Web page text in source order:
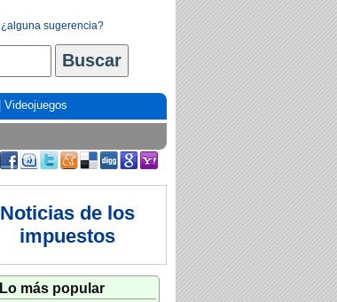
¿alguna sugerencia?
Videojuegos
Noticias de los
impuestos
Lo más popular